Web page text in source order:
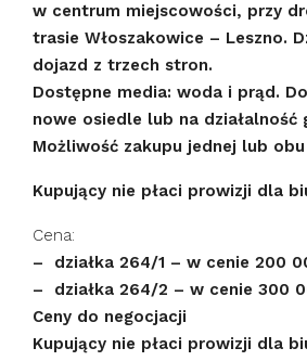
w centrum miejscowości, przy
trasie Włoszakowice – Leszno.
dojazd z trzech stron.
Dostępne media: woda i prąd.
nowe osiedle lub na działalność
Możliwość zakupu jednej lub obu
Kupujący nie płaci prowizji dla
Cena:
– działka 264/1 – w cenie 200
– działka 264/2 – w cenie 300
Ceny do negocjacji
Kupujący nie płaci prowizji dla